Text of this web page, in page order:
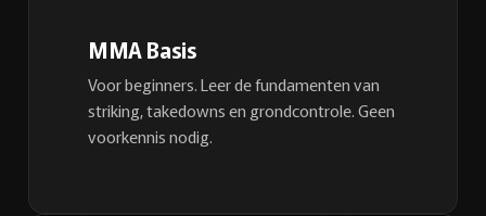
MMA Basis
Voor beginners. Leer de fundamenten van
striking, takedowns en grondcontrole. Geen
voorkennis nodig.